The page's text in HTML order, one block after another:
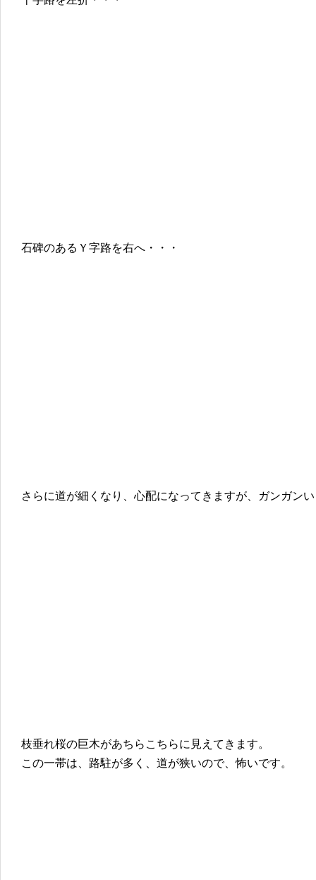
石碑のあるＹ字路を右へ・・・
さらに道が細くなり、心配になってきますが、ガンガン
枝垂れ桜の巨木があちらこちらに見えてきます。
この一帯は、路駐が多く、道が狭いので、怖いです。